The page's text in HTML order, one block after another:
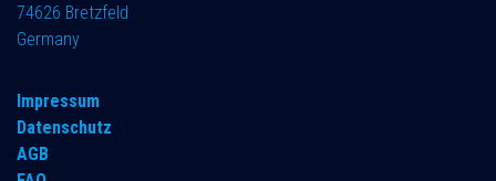
74626 Bretzfeld
Germany
Impressum
Datenschutz
AGB